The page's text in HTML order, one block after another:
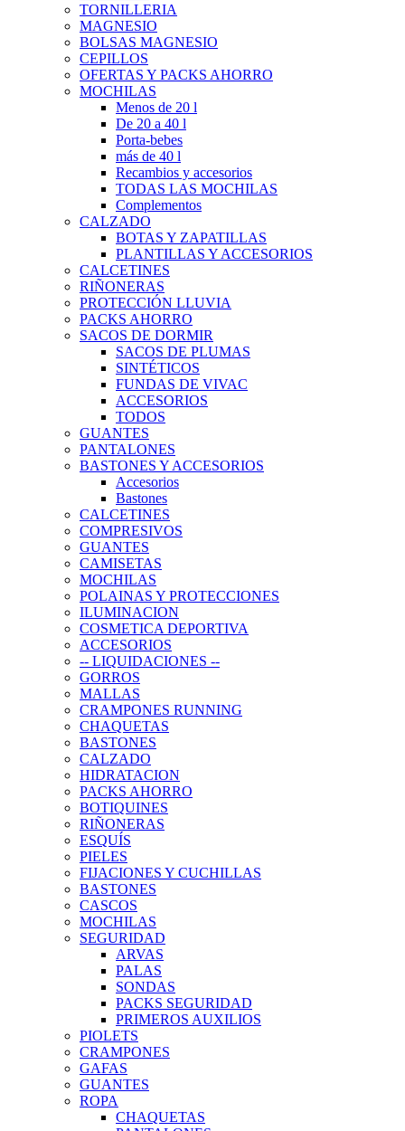
TORNILLERIA
MAGNESIO
BOLSAS MAGNESIO
CEPILLOS
OFERTAS Y PACKS AHORRO
MOCHILAS
Menos de 20 l
De 20 a 40 l
Porta-bebes
más de 40 l
Recambios y accesorios
TODAS LAS MOCHILAS
Complementos
CALZADO
BOTAS Y ZAPATILLAS
PLANTILLAS Y ACCESORIOS
CALCETINES
RIÑONERAS
PROTECCIÓN LLUVIA
PACKS AHORRO
SACOS DE DORMIR
SACOS DE PLUMAS
SINTÉTICOS
FUNDAS DE VIVAC
ACCESORIOS
TODOS
GUANTES
PANTALONES
BASTONES Y ACCESORIOS
Accesorios
Bastones
CALCETINES
COMPRESIVOS
GUANTES
CAMISETAS
MOCHILAS
POLAINAS Y PROTECCIONES
ILUMINACION
COSMETICA DEPORTIVA
ACCESORIOS
-- LIQUIDACIONES --
GORROS
MALLAS
CRAMPONES RUNNING
CHAQUETAS
BASTONES
CALZADO
HIDRATACION
PACKS AHORRO
BOTIQUINES
RIÑONERAS
ESQUÍS
PIELES
FIJACIONES Y CUCHILLAS
BASTONES
CASCOS
MOCHILAS
SEGURIDAD
ARVAS
PALAS
SONDAS
PACKS SEGURIDAD
PRIMEROS AUXILIOS
PIOLETS
CRAMPONES
GAFAS
GUANTES
ROPA
CHAQUETAS